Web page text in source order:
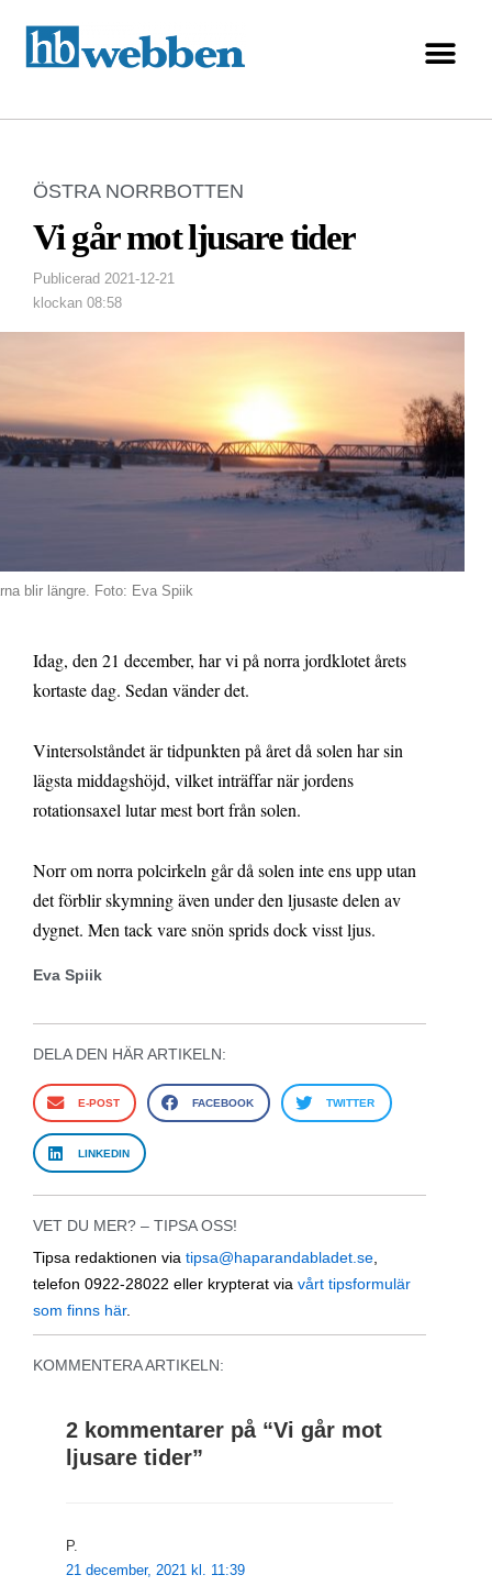
ÖSTRA NORRBOTTEN
Vi går mot ljusare tider
Publicerad 2021-12-21
klockan 08:58
blir längre. Foto: Eva Spiik
Idag, den 21 december, har vi på norra jordklotet årets
kortaste dag. Sedan vänder det.
Vintersolståndet är tidpunkten på året då solen har sin
lägsta middagshöjd, vilket inträffar när jordens
rotationsaxel lutar mest bort från solen.
Norr om norra polcirkeln går då solen inte ens upp utan
det förblir skymning även under den ljusaste delen av
dygnet. Men tack vare snön sprids dock visst ljus.
Eva Spiik
DELA DEN HÄR ARTIKELN:
E-POST FACEBOOK TWITTER
LINKEDIN
VET DU MER? – TIPSA OSS!
Tipsa redaktionen via tipsa@haparandabladet.se
telefon 0922-28022 eller krypterat via vårt tipsformulär
som finns här.
KOMMENTERA ARTIKELN:
2 kommentarer på “Vi går mot
ljusare tider”
P.
21 december, 2021 kl. 11:39